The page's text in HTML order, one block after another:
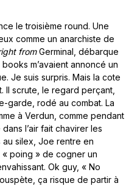
le troisième round. Une
comme un anarchiste de
fromGerminal, débarque
m’avaient annoncé un
Je suis surpris. Mais la cote
Il scrute, le regard perçant,
garde, rodé au combat. La
à Verdun, comme pendant
l’air fait chavirer les
silex, Joe rentre en
poing » de cogner un
Ok guy, « No
ça risque de partir à